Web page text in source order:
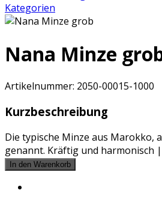
Kategorien
Nana Minze
Artikelnummer: 2050-00015-1000
Kurzbeschreibung
Die typische Minze aus Marokko,
genannt. Kräftig und harmonisch |